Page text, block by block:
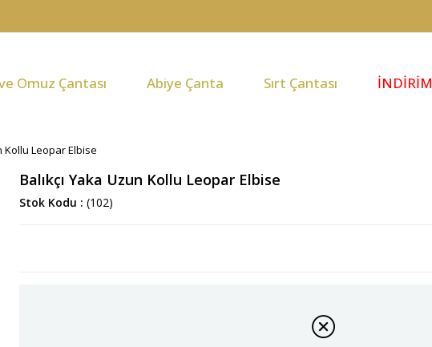
Omuz Çantası Abiye Çanta Sırt Çantası İNDİRİM
Kollu Leopar Elbise
Balıkçı Yaka Uzun Kollu Leopar Elbise
Stok Kodu (102)